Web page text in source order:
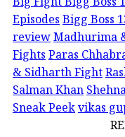
Big Fight Bigg Boss
EpisodesBigg Boss
reviewMadhurima
FightsParas
& Sidharth Fight
Salman Khan
Sneak Peekvikas